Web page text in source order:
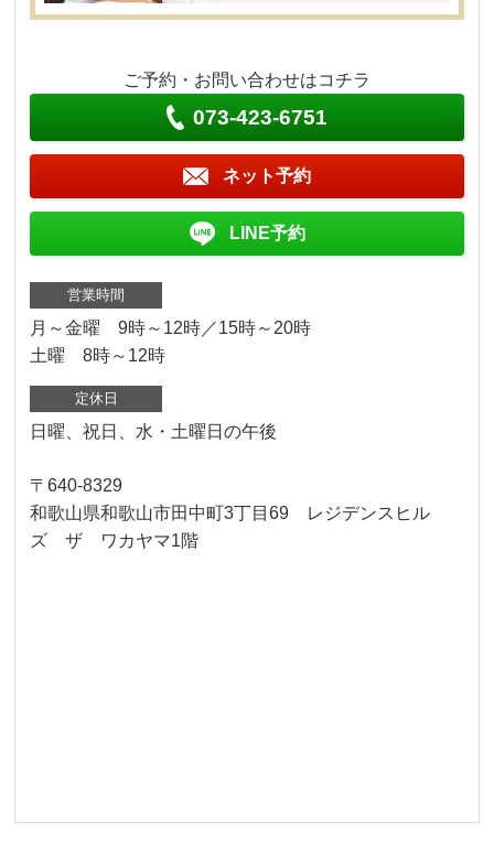
ご予約・お問い合わせはコチラ
073-423-6751
ネット予約
LINE予約
営業時間
月～金曜 9時～12時／15時～20時
土曜 8時～12時
定休日
日曜、祝日、水・土曜日の午後
〒640-8329
和歌山県和歌山市田中町3丁目69 レジデンスヒル
ズ ザ ワカヤマ1階